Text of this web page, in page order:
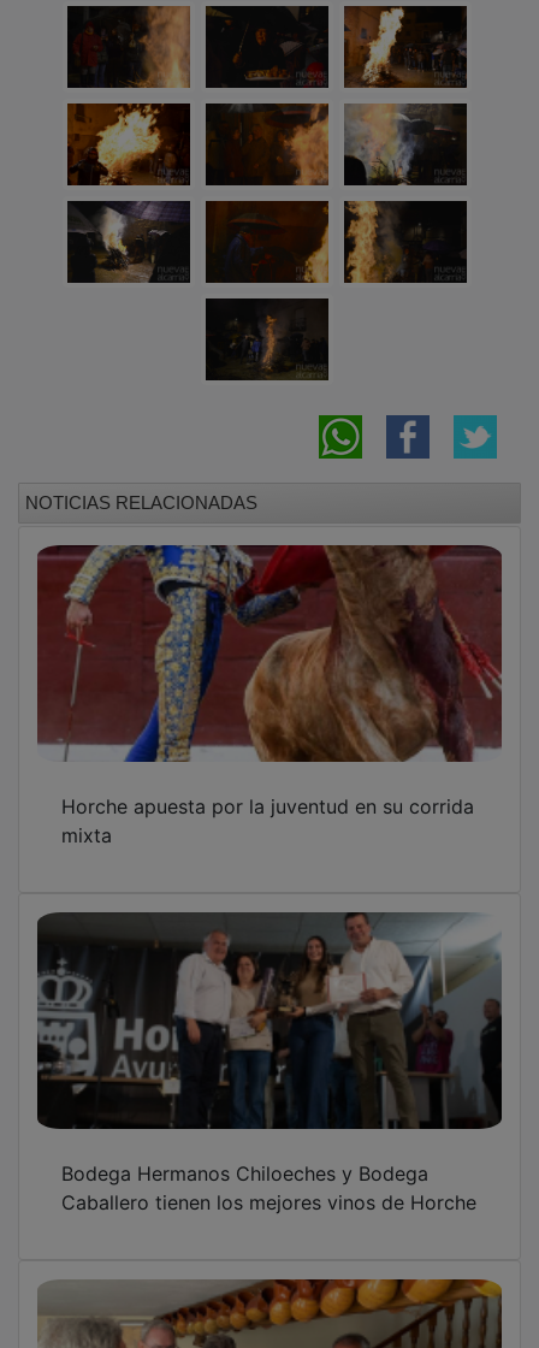
mixta
Caballero tienen los mejores vinos de Horche